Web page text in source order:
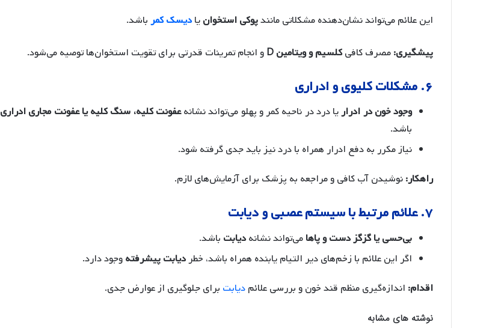
این علائم می‌تواند نشان‌دهنده مشکلاتی مانندپوکی استخوانیادیسک کمرباشد.
پیشگیری:مصرف کافیکلسیم و ویتامین D و انجام تمرینات قدرتی برای تقویت استخوان‌ها توصیه می‌شود.
۶. مشکلات کلیوی و ادراری
وجود خون در ادراریا درد در ناحیه کمر و پهلو می‌تواند نشانهعفونت کلیه، سنگ کلیه یا عفونت مجاری ادراری
باشد.
نیاز مکرر به دفع ادرار همراه با درد نیز باید جدی گرفته شود.
راهکار:نوشیدن آب کافی و مراجعه به پزشک برای آزمایش‌های لازم.
۷. علائم مرتبط با سیستم عصبی و دیابت
بی‌حسی یا گزگز دست و پاهامی‌تواند نشانهدیابت باشد.
اگر این علائم با زخم‌های دیر التیام یابنده همراه باشد، خطردیابت پیشرفتهوجود دارد.
اقدام: اندازه‌گیری منظم قند خون و بررسی علائمدیابت برای جلوگیری از عوارض جدی.
نوشته های مشابه